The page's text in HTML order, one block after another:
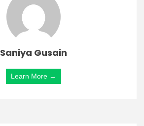
Saniya Gusain
Learn More →